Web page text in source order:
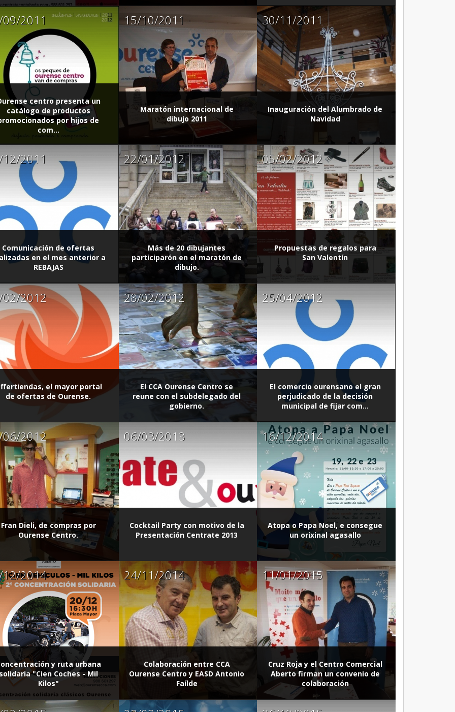
2011
centro presenta un
catálogo de productos
por hijos de
com...
15/10/2011
Maratón internacional de
dibujo 2011
30/11/2011
Inauguración del Alumbrado de
Navidad
2011
Comunicación de ofertas
en el mes anterior a
REBAJAS
22/01/2012
Más de 20 dibujantes
participarón en el maratón de
dibujo.
05/02/2012
Propuestas de regalos para
San Valentín
2012
el mayor portal
de ofertas de Ourense.
28/02/2012
El CCA Ourense Centro se
reune con el subdelegado del
gobierno.
25/04/2012
El comercio ourensano el gran
perjudicado de la decisión
municipal de fijar com...
2012
Fran Dieli, de compras por
Ourense Centro.
06/03/2013
Cocktail Party con motivo de la
Presentación Centrate 2013
16/12/2014
Atopa o Papa Noel, e consegue
un orixinal agasallo
2014
y ruta urbana
"Cien Coches - Mil
Kilos"
24/11/2014
Colaboración entre CCA
Ourense Centro y EASD Antonio
Faílde
11/01/2015
Cruz Roja y el Centro Comercial
Aberto firman un convenio de
colaboración